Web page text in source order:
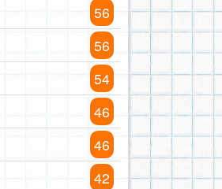
56
56
54
46
46
42